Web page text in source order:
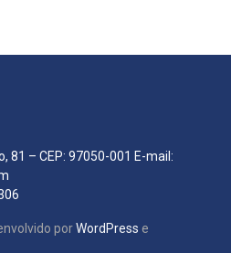
81 – CEP: 97050-001 E-mail:
porWordPress e